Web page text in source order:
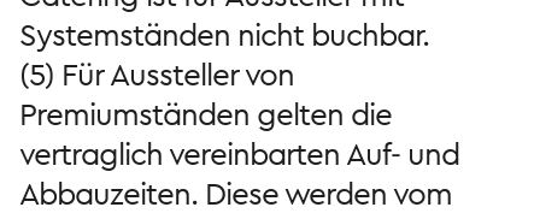
Systemständen nicht buchbar.
(5) Für Aussteller von
Premiumständen gelten die
vertraglich vereinbarten Auf- und
Abbauzeiten. Diese werden vom